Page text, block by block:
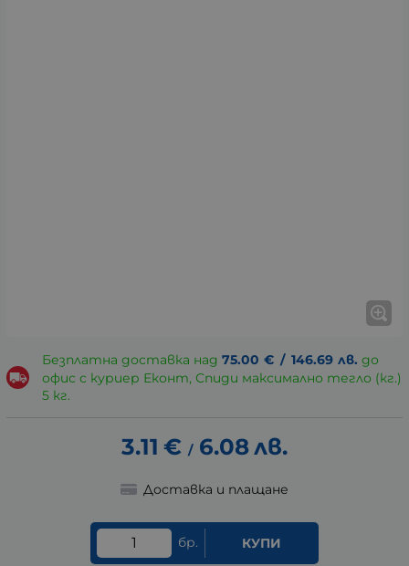
Безплатна доставка над 75.00 € / 146.69 лв. до
офис с куриер Еконт, Спиди максимално тегло (кг.)
5 кг.
3.11 € / 6.08лв.
Доставка и плащане
бр. КУПИ